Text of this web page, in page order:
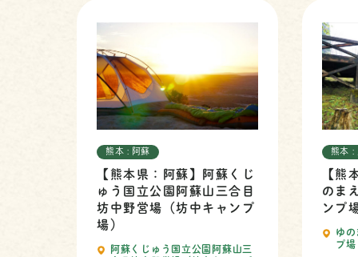
熊本 : 阿蘇
【熊本県：阿蘇】阿蘇くじ
ゅう国立公園阿蘇山三合目
坊中野営場（坊中キャンプ
場）
阿蘇くじゅう国立公園阿蘇山三
熊本 :
【熊
のま
ンプ
ゆ
プ場